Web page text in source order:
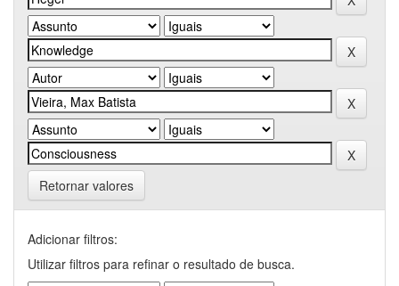
Retornar valores
Adicionar filtros:
Utilizar filtros para refinar o resultado de busca.